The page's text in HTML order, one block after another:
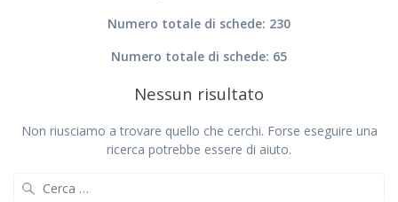
Numero totale di schede: 230
Numero totale di schede: 65
Nessun risultato
Non riusciamo a trovare quello che cerchi. Forse eseguire una
ricerca potrebbe essere di aiuto.